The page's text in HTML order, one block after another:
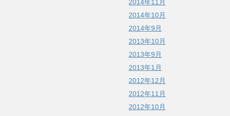
2014年11月
2014年10月
2014年9月
2013年10月
2013年9月
2013年1月
2012年12月
2012年11月
2012年10月